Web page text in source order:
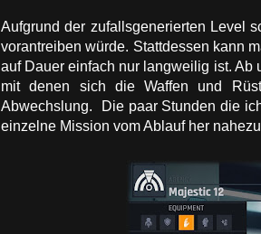
Aufgrund der zufallsgenerierten Level
vorantreiben würde. Stattdessen kann
auf Dauer einfach nur langweilig ist. Ab
mit denen sich die Waffen und
Abwechslung. Die paar Stunden die
einzelne Mission vom Ablauf her